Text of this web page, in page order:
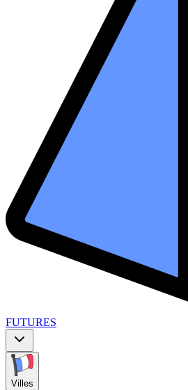
FUTURES
Villes